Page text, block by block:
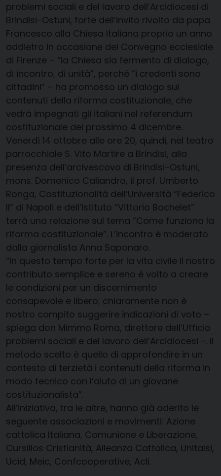
problemi sociali e del lavoro dell’Arcidiocesi di
Brindisi-Ostuni, forte dell’invito rivolto da papa
Francesco alla Chiesa Italiana proprio un anno
addietro in occasione del Convegno ecclesiale
di Firenze – “la Chiesa sia fermento di dialogo,
di incontro, di unità”, perché “i credenti sono
cittadini” – ha promosso un dialogo sui
contenuti della riforma costituzionale, che
vedrà impegnati gli italiani nel referendum
costituzionale del prossimo 4 dicembre.
Venerdì 14 ottobre alle ore 20, quindi, nel teatro
parrocchiale S. Vito Martire a Brindisi, alla
presenza dell’arcivescovo di Brindisi-Ostuni,
mons. Domenico Caliandro, il prof. Umberto
Ronga, Costituzionalità dell’Università “Federico
II” di Napoli e dell’Istituto “Vittorio Bachelet”
terrà una relazione sul tema “Come funziona la
riforma costituzionale”. L’incontro è moderato
dalla giornalista Anna Saponaro.
“In questo tempo forte per la vita civile il nostro
contributo semplice e sereno è volto a creare
le condizioni per un discernimento
consapevole e libero; chiaramente non è
nostro compito suggerire indicazioni di voto –
spiega don Mimmo Roma, direttore dell’Ufficio
problemi sociali e del lavoro dell’Arcidiocesi -. Il
metodo scelto è quello di approfondire in un
contesto di terzietà i contenuti della riforma in
modo tecnico con l’aiuto di un giovane
costituzionalista”.
All’iniziativa, tra le altre, hanno già aderito le
seguente associazioni e movimenti: Azione
cattolica Italiana, Comunione e Liberazione,
Cursillos Cristianità, Alleanza Cattolica, Unitalsi,
Ucid, Meic, Confcooperative, Acli.